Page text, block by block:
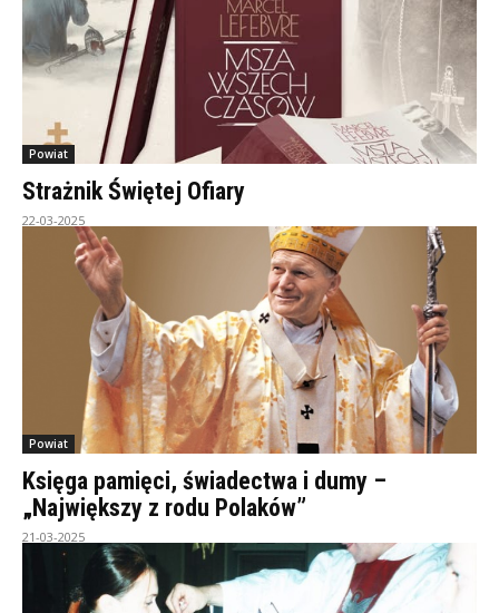
Powiat
Strażnik Świętej Ofiary
22-03-2025
Powiat
Księga pamięci, świadectwa i dumy –
„Największy z rodu Polaków”
21-03-2025